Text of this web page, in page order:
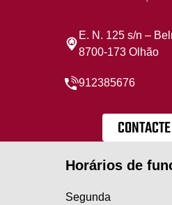
E. N. 125 s/n –
8700-173 Olhão
912385676
Horários de
Segunda